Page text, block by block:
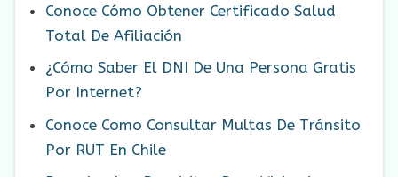
Conoce Cómo Obtener Certificado Salud
Total De Afiliación
¿Cómo Saber El DNI De Una Persona Gratis
Por Internet?
Conoce Como Consultar Multas De Tránsito
Por RUT En Chile